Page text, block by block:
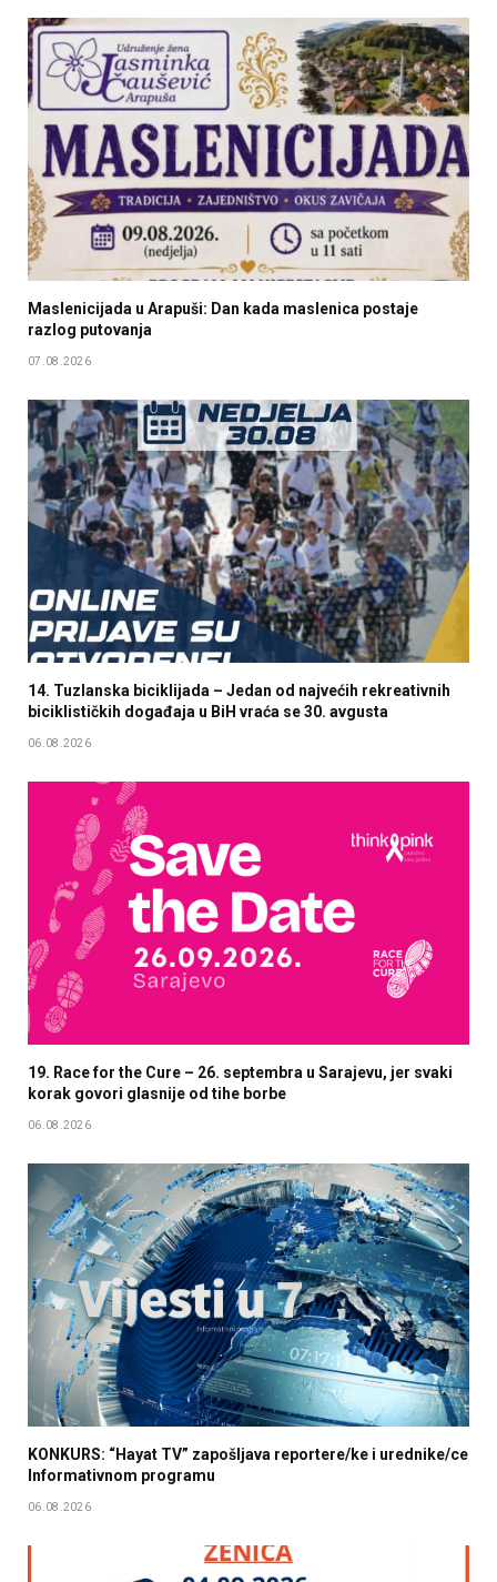
Maslenicijada u Arapuši: Dan kada maslenica postaje
razlog putovanja
07.08.2026
14. Tuzlanska biciklijada – Jedan od najvećih rekreativnih
biciklističkih događaja u BiH vraća se 30. avgusta
06.08.2026
19. Race for the Cure – 26. septembra u Sarajevu, jer svaki
korak govori glasnije od tihe borbe
06.08.2026
KONKURS: “Hayat TV” zapošljava reportere/ke i urednike/ce
Informativnom programu
06.08.2026